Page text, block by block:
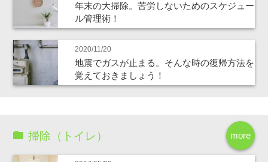
年末の大掃除。苦労しないためのスケジュー
ル管理術！
2020/11/20
地震でガスが止まる。そんな時の復帰方法を
覚えておきましょう！
more
掃除（トイレ）